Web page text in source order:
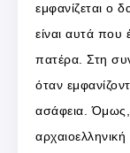
εμφανίζεται ο
είναι αυτά που
πατέρα. Στη
όταν
ασάφεια. Όμως,